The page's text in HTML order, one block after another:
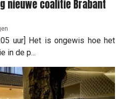
nieuwe coalitie Brabant
uur] Het is ongewis hoe het
in de p...